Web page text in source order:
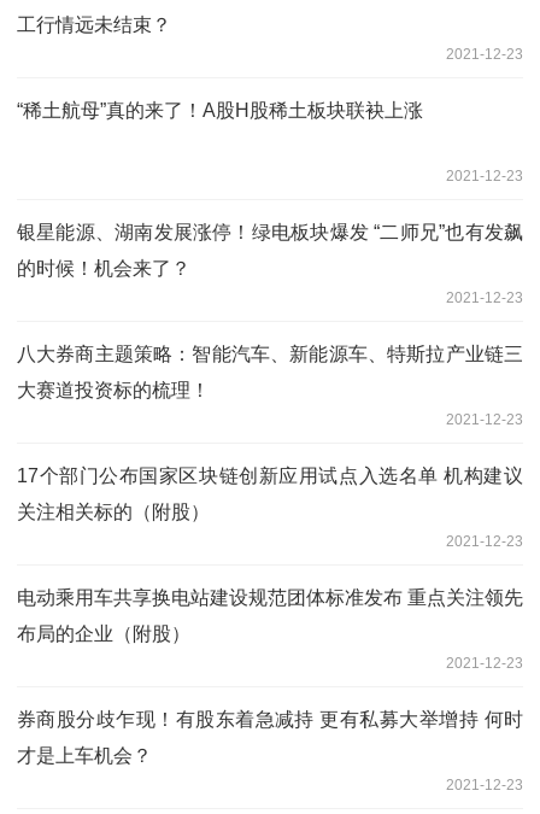
工行情远未结束？
2021-12-23
“稀土航母”真的来了！A股H股稀土板块联袂上涨
2021-12-23
银星能源、湖南发展涨停！绿电板块爆发 “二师兄”也有发飙
的时候！机会来了？
2021-12-23
八大券商主题策略：智能汽车、新能源车、特斯拉产业链三
大赛道投资标的梳理！
2021-12-23
17个部门公布国家区块链创新应用试点入选名单 机构建议
关注相关标的（附股）
2021-12-23
电动乘用车共享换电站建设规范团体标准发布 重点关注领先
布局的企业（附股）
2021-12-23
券商股分歧乍现！有股东着急减持 更有私募大举增持 何时
才是上车机会？
2021-12-23